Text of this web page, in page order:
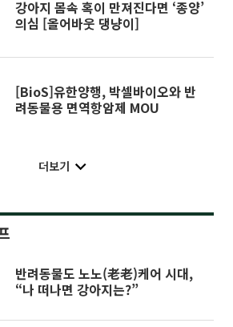
강아지 몸속 혹이 만져진다면 ‘종양’
의심 [올어바웃 댕냥이]
[BioS]유한양행, 박셀바이오와 반
려동물용 면역항암제 MOU
더보기
반려동물도 노노(老老)케어 시대,
“나 떠나면 강아지는?”